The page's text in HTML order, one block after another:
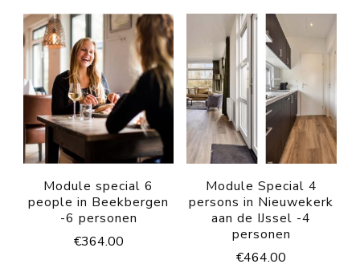
Module special 6
people in Beekbergen
-6 personen
€364.00
Module Special 4
persons in Nieuwekerk
aan de IJssel -4
personen
€464.00